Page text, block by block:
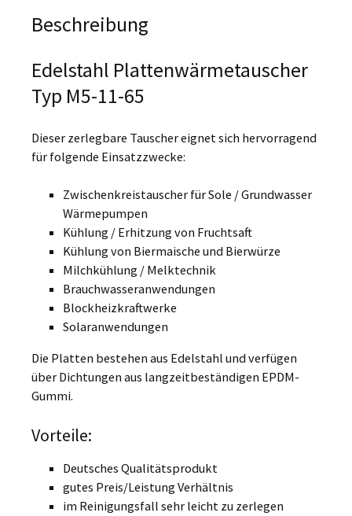
Beschreibung
Edelstahl Plattenwärmetauscher
Typ M5-11-65
Dieser zerlegbare Tauscher eignet sich hervorragend
für folgende Einsatzzwecke:
Zwischenkreistauscher für Sole / Grundwasser
Wärmepumpen
Kühlung / Erhitzung von Fruchtsaft
Kühlung von Biermaische und Bierwürze
Milchkühlung / Melktechnik
Brauchwasseranwendungen
Blockheizkraftwerke
Solaranwendungen
Die Platten bestehen aus Edelstahl und verfügen
über Dichtungen aus langzeitbeständigen EPDM-
Gummi.
Vorteile:
Deutsches Qualitätsprodukt
gutes Preis/Leistung Verhältnis
im Reinigungsfall sehr leicht zu zerlegen